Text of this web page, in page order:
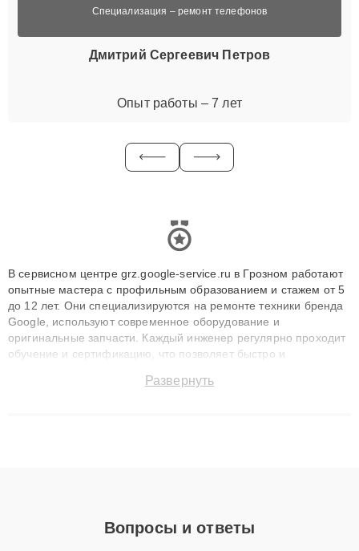
Специализация – ремонт телефонов
Дмитрий Сергеевич Петров
Опыт работы – 7 лет
В сервисном центре grz.google-service.ru в Грозном работают
опытные мастера с профильным образованием и стажем от 5
до 12 лет. Они специализируются на ремонте техники бренда
Google, используют современное оборудование и
оригинальные запчасти. Каждый инженер регулярно проходит
обучение и сертификацию, что позволяет быстро и
сохранением гарантии до 3 лет. Наши мастера решают
Развернуть
Вопросы и ответы